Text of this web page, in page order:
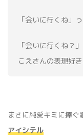
「会いに行くね」
「会いに行くね？
こえさんの表現好
まさに純愛キミに捧ぐ
アイシテル